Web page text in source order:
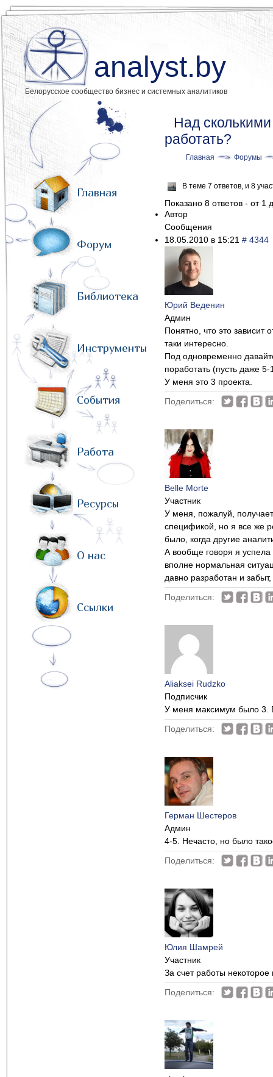
analyst.by
Белорусское сообщество бизнес и системных аналитиков
Главная
Форум
Библиотека
Инструменты
События
Работа
Ресурсы
О нас
Ссылки
Над
работать?
Главная Форумы
В теме 7 ответов, и 8
Показано 8 ответов - от 1
Автор
Сообщения
18.05.2010 в 15:21 # 4344
Юрий Веденин
Админ
Понятно, что это зависит
таки интересно.
Под одновременно
поработать (пусть даже
У меня это 3 проекта.
Поделиться:
Belle Morte
Участник
У меня, пожалуй,
спецификой, но я все же
было, когда другие
А вообще говоря я успела
вполне нормальная
давно разработан и
Поделиться:
Aliaksei Rudzko
Подписчик
У меня максимум было 3.
Поделиться:
Герман Шестеров
Админ
4-5. Нечасто, но было
Поделиться:
Юлия Шамрей
Участник
За счет работы
Поделиться: